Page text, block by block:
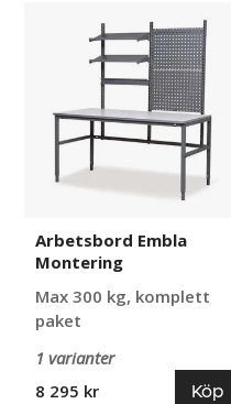
Montering
Arbetsbord Embla
Montering
Max 300 kg, komplett
paket
1 varianter
8 295 kr
Köp